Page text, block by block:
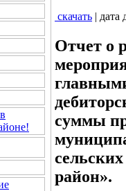
скачать | дата
Отчет о
суммы
район».